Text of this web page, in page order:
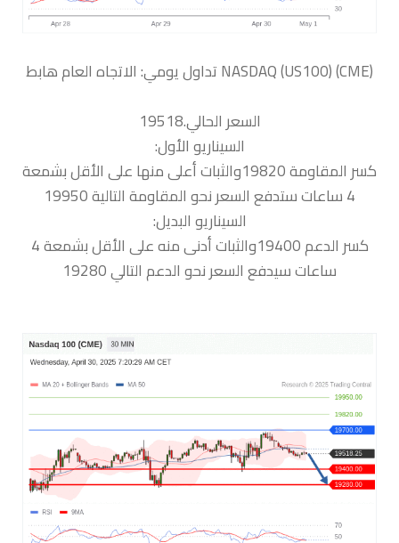
السعر الحالي.19518
السيناريو الأول:
كسر المقاومة 19820والثبات أعلى منها على الأقل بشمعة
4 ساعات ستدفع السعر نحو المقاومة التالية 19950
السيناريو البديل:
كسر الدعم 19400والثبات أدنى منه على الأقل بشمعة 4
ساعات سيدفع السعر نحو الدعم التالي 19280